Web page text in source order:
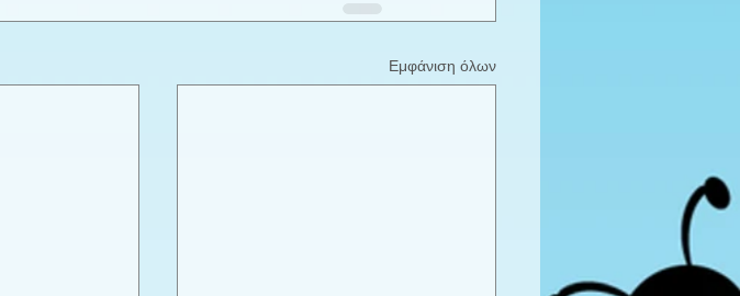
Εμφάνιση όλων